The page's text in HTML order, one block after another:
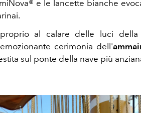
e le lancette bianche
al calare delle luci della
cerimonia dell'
sul ponte della nave più